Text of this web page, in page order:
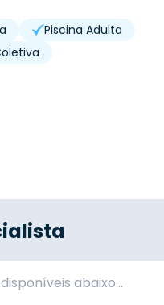
Piscina Adulta